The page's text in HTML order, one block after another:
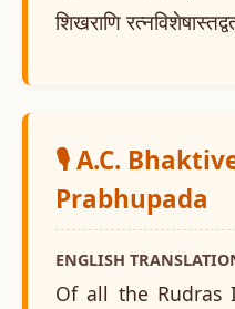
शिखराणि
🎙️ A.C.
Prabhupada
ENGLISH
Of all the Rudras